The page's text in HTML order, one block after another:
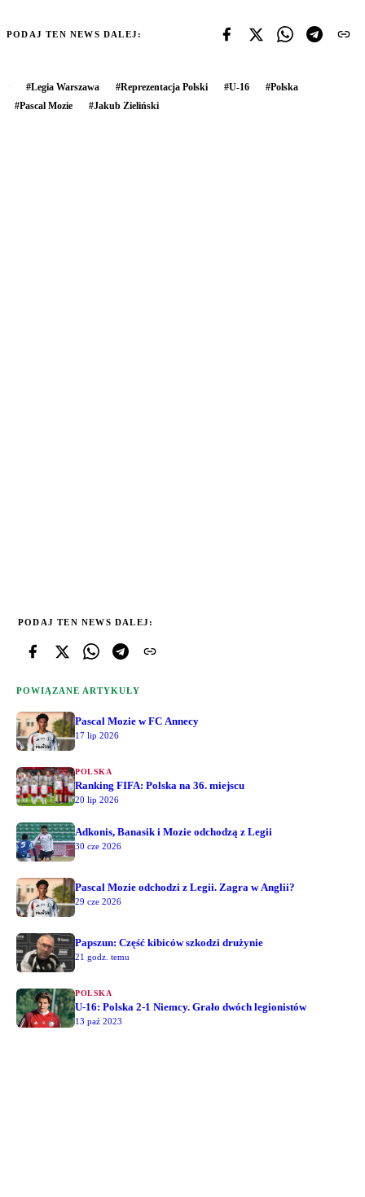
PODAJ TEN NEWS DALEJ:
#Legia Warszawa #Reprezentacja Polski #U-16 #Polska
#Pascal Mozie #Jakub Zieliński
PODAJ TEN NEWS DALEJ:
POWIĄZANE ARTYKUŁY
Pascal Mozie w FC Annecy
17 lip 2026
POLSKA
Ranking FIFA: Polska na 36. miejscu
20 lip 2026
Adkonis, Banasik i Mozie odchodzą z Legii
30 cze 2026
Pascal Mozie odchodzi z Legii. Zagra w Anglii?
29 cze 2026
Papszun: Część kibiców szkodzi drużynie
21 godz. temu
POLSKA
U-16: Polska 2-1 Niemcy. Grało dwóch legionistów
13 paź 2023